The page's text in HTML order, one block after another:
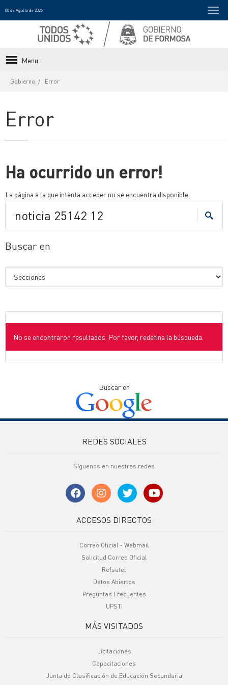
08 de Agosto de 2026
Menu
Gobierno Error
Error
Ha ocurrido un error!
La página a la que intenta acceder no se encuentra disponible.
Buscar en
No se encontraron resultados. Por favor, redefina la búsqueda.
Buscar en
REDES SOCIALES
Síguenos en nuestras redes
ACCESOS DIRECTOS
Correo Oficial - Webmail
Solicitud Correo Oficial
Refsatel
Datos Abiertos
Preguntas Frecuentes
UPSTI
MÁS VISITADOS
Licitaciones
Capacitaciones
Junta de Clasificación de Educación Secundaria